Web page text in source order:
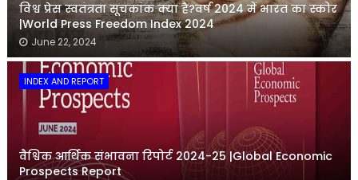
विश्व प्रेस स्वतंत्रता सूचकांक क्या है?वर्ष 2024 में भारत का स्कोर
|World Press Freedom Index 2024
June 22, 2024
INDEX AND REPORT
वैश्विक आर्थिक संभावना रिपोर्ट 2024-25 |Global Economic
Prospects Report